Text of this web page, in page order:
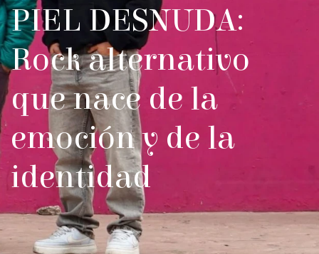
PIEL DESNUDA:
Rock alternativo
que nace de la
emoción y de la
identidad